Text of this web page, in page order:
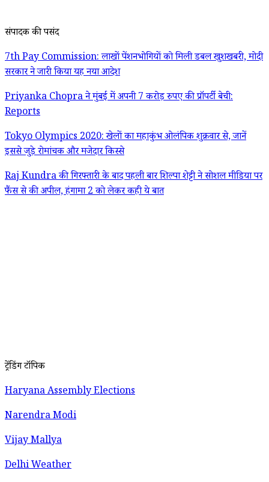
संपादक की पसंद
7th Pay Commission: लाखों पेंशनभोगियों को मिली डबल खुशखबरी, मोदी
सरकार ने जारी किया यह नया आदेश
Priyanka Chopra ने मुंबई में अपनी 7 करोड़ रुपए की प्रॉपर्टी बेची:
Reports
Tokyo Olympics 2020: खेलों का महाकुंभ ओलंपिक शुक्रवार से, जानें
इससे जुड़े रोमांचक और मजेदार किस्से
Raj Kundra की गिरफ्तारी के बाद पहली बार शिल्पा शेट्टी ने सोशल मीडिया पर
फैंस से की अपील, हंगामा 2 को लेकर कही ये बात
ट्रेंडिंग टॉपिक
Haryana Assembly Elections
Narendra Modi
Vijay Mallya
Delhi Weather